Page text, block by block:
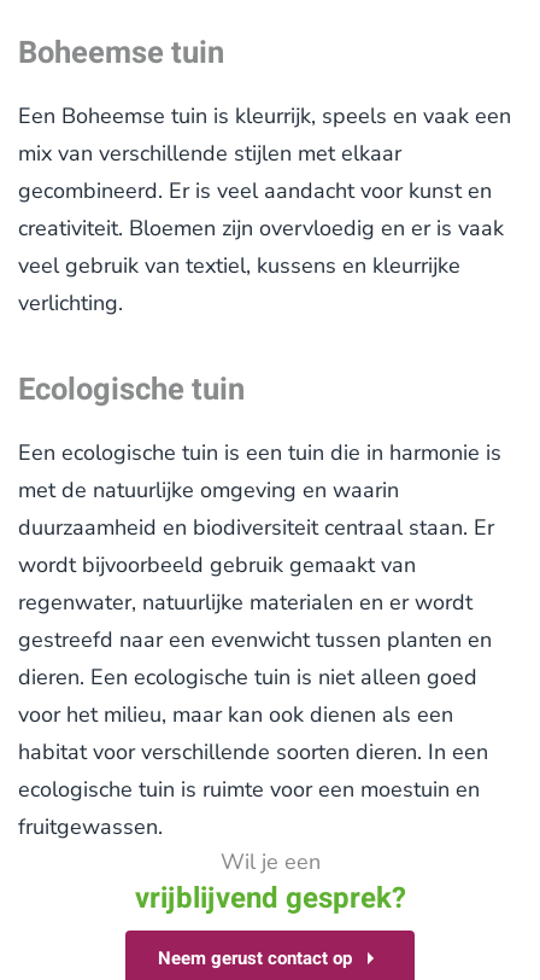
Boheemse tuin
Een Boheemse tuin is kleurrijk, speels en vaak een
mix van verschillende stijlen met elkaar
gecombineerd. Er is veel aandacht voor kunst en
creativiteit. Bloemen zijn overvloedig en er is vaak
veel gebruik van textiel, kussens en kleurrijke
verlichting.
Ecologische tuin
Een ecologische tuin is een tuin die in harmonie is
met de natuurlijke omgeving en waarin
duurzaamheid en biodiversiteit centraal staan. Er
wordt bijvoorbeeld gebruik gemaakt van
regenwater, natuurlijke materialen en er wordt
gestreefd naar een evenwicht tussen planten en
dieren. Een ecologische tuin is niet alleen goed
voor het milieu, maar kan ook dienen als een
habitat voor verschillende soorten dieren. In een
ecologische tuin is ruimte voor een moestuin en
fruitgewassen.
Wil je een
vrijblijvend gesprek?
Neem gerust contact op